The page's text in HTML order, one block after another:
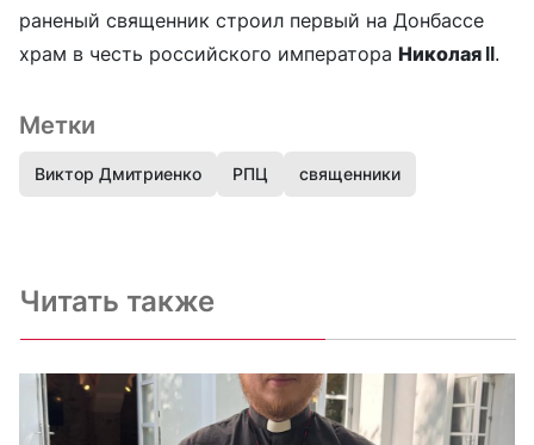
раненый священник строил первый на Донбассе
храм в честь российского императора Николая II.
Метки
Виктор Дмитриенко РПЦ священники
Читать также